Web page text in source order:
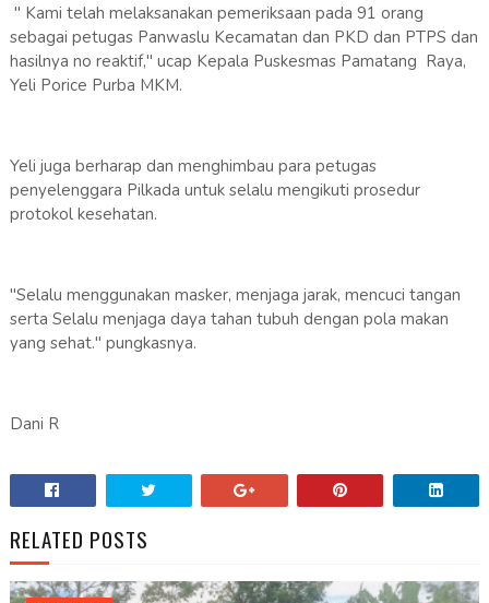
" Kami telah melaksanakan pemeriksaan pada 91 orang
sebagai petugas Panwaslu Kecamatan dan PKD dan PTPS dan
hasilnya no reaktif," ucap Kepala Puskesmas Pamatang Raya,
Yeli Porice Purba MKM.
Yeli juga berharap dan menghimbau para petugas
penyelenggara Pilkada untuk selalu mengikuti prosedur
protokol kesehatan.
"Selalu menggunakan masker, menjaga jarak, mencuci tangan
serta Selalu menjaga daya tahan tubuh dengan pola makan
yang sehat." pungkasnya.
Dani R
RELATED POSTS